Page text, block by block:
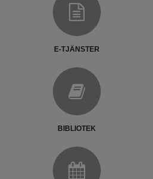
E-TJÄNSTER
BIBLIOTEK